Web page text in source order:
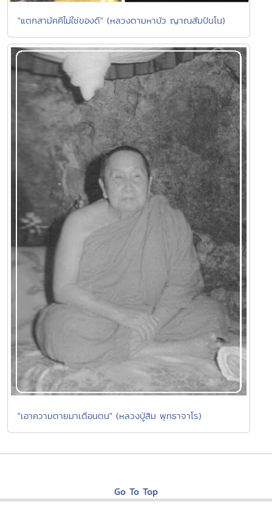
"แตกสามัคคีไม่ใช่ของดี" (หลวงตามหาบัว ญาณสัมปันโน)
"เอาความตายมาเตือนตน" (หลวงปู่สิม พุทธาจาโร)
Go To Top